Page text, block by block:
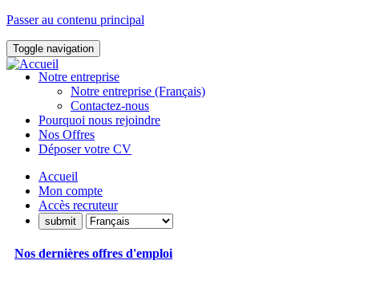
Passer au contenu principal
Toggle navigation
Notre entreprise
Notre entreprise (Français)
Contactez-nous
Pourquoi nous rejoindre
Nos Offres
Déposer votre CV
Accueil
Mon compte
Accès recruteur
Nos dernières offres d'emploi